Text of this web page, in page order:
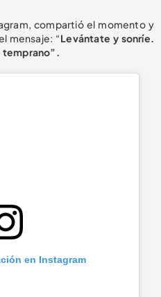
compartió el momento y
mensaje: “Levántate y sonríe.
temprano”.
en Instagram